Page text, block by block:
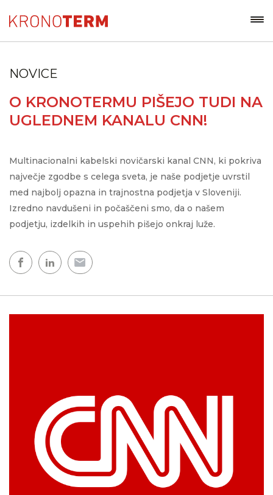
NOVICE
O KRONOTERMU PIŠEJO TUDI NA
UGLEDNEM KANALU CNN!
Multinacionalni kabelski novičarski kanal CNN, ki pokriva
največje zgodbe s celega sveta, je naše podjetje uvrstil
med najbolj opazna in trajnostna podjetja v Sloveniji.
Izredno navdušeni in počaščeni smo, da o našem
podjetju, izdelkih in uspehih pišejo onkraj luže.